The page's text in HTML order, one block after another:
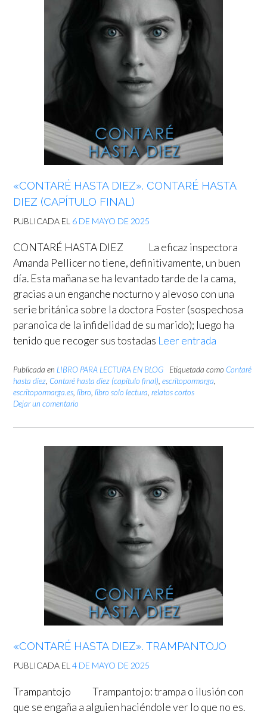
«CONTARÉ HASTA DIEZ». CONTARÉ HASTA
DIEZ (CAPÍTULO FINAL)
PUBLICADA EL 6 DE MAYO DE 2025
CONTARÉ HASTA DIEZ La eficaz inspectora
Amanda Pellicer no tiene, definitivamente, un buen
día. Esta mañana se ha levantado tarde de la cama,
gracias a un enganche nocturno y alevoso con una
serie británica sobre la doctora Foster (sospechosa
paranoica de la infidelidad de su marido); luego ha
tenido que recoger sus tostadas Leer entrada
Publicada en LIBRO PARA LECTURA EN BLOG Etiquetada como Contaré
hasta diez, Contaré hasta diez (capítulo final), escritopormarga,
escritopormarga.es, libro, libro solo lectura, relatos cortos
Dejar un comentario
«CONTARÉ HASTA DIEZ». TRAMPANTOJO
PUBLICADA EL 4 DE MAYO DE 2025
Trampantojo Trampantojo: trampa o ilusión con
que se engaña a alguien haciéndole ver lo que no es.